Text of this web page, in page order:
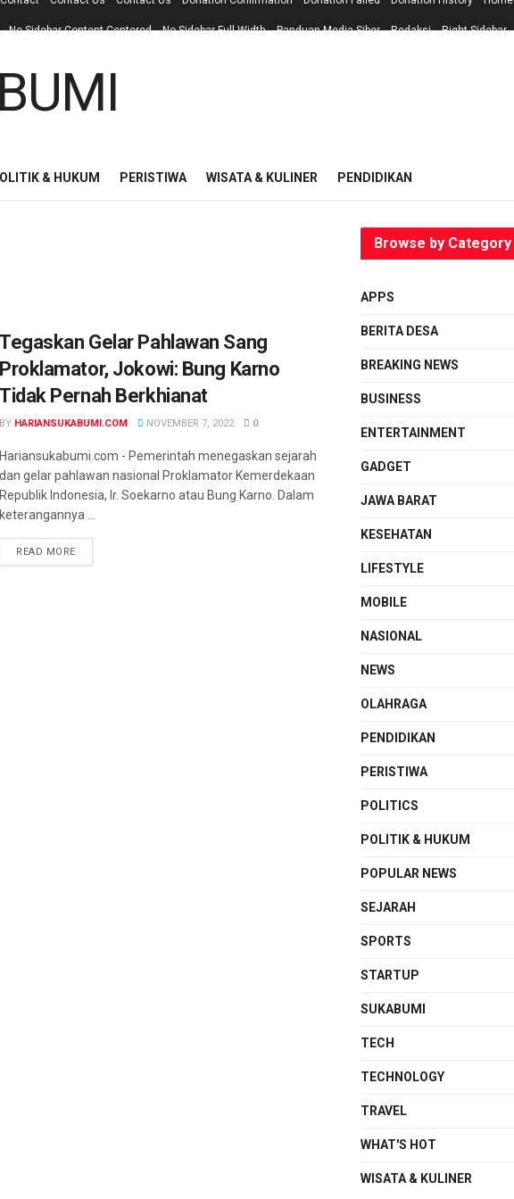
No Sidebar Content Centered No Sidebar Full Width Panduan Media Siber Redaksi Right Sidebar
& HUKUM PERISTIWA WISATA & KULINER PENDIDIKAN
Tegaskan Gelar Pahlawan Sang
Proklamator, Jokowi: Bung Karno
Tidak Pernah Berkhianat
BY HARIANSUKABUMI.COM NOVEMBER 7, 2022 0
Hariansukabumi.com - Pemerintah menegaskan sejarah
dan gelar pahlawan nasional Proklamator Kemerdekaan
Republik Indonesia, Ir. Soekarno atau Bung Karno. Dalam
keterangannya ...
READ MORE
Browse by Category
APPS
BERITA DESA
BREAKING NEWS
BUSINESS
ENTERTAINMENT
GADGET
JAWA BARAT
KESEHATAN
LIFESTYLE
MOBILE
NASIONAL
NEWS
OLAHRAGA
PENDIDIKAN
PERISTIWA
POLITICS
POLITIK & HUKUM
POPULAR NEWS
SEJARAH
SPORTS
STARTUP
SUKABUMI
TECH
TECHNOLOGY
TRAVEL
WHAT'S HOT
WISATA & KULINER